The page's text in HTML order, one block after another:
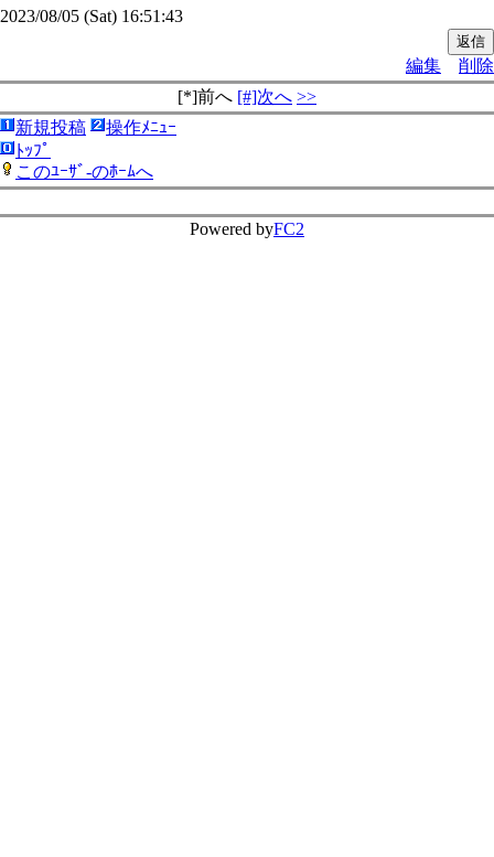
2023/08/05 (Sat) 16:51:43
編集
削除
[*]前へ [#]次へ >>
新規投稿
操作ﾒﾆｭｰ
ﾄｯﾌﾟ
このﾕｰｻﾞ-のﾎｰﾑへ
Powered byFC2